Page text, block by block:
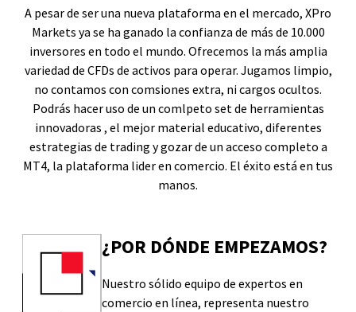
A pesar de ser una nueva plataforma en el mercado, XPro
Markets ya se ha ganado la confianza de más de 10.000
inversores en todo el mundo. Ofrecemos la más amplia
variedad de CFDs de activos para operar. Jugamos limpio,
no contamos con comsiones extra, ni cargos ocultos.
Podrás hacer uso de un comlpeto set de herramientas
innovadoras , el mejor material educativo, diferentes
estrategias de trading y gozar de un acceso completo a
MT4, la plataforma lider en comercio. El éxito está en tus
manos.
¿POR DÓNDE EMPEZAMOS?
Nuestro sólido equipo de expertos en
comercio en línea, representa nuestro